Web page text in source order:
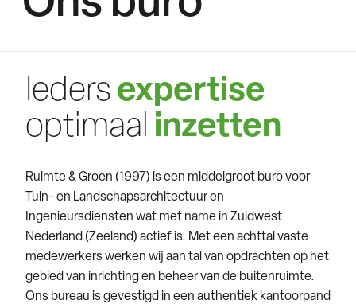
Ieders expertise
optimaal inzetten
Ruimte & Groen (1997) is een middelgroot buro voor
Tuin- en Landschapsarchitectuur en
Ingenieursdiensten wat met name in Zuidwest
Nederland (Zeeland) actief is. Met een achttal vaste
medewerkers werken wij aan tal van opdrachten op het
gebied van inrichting en beheer van de buitenruimte.
Ons bureau is gevestigd in een authentiek kantoorpand